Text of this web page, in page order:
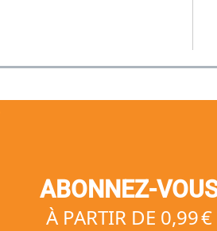
ABONNEZ-
À PARTIR DE 0,99 €